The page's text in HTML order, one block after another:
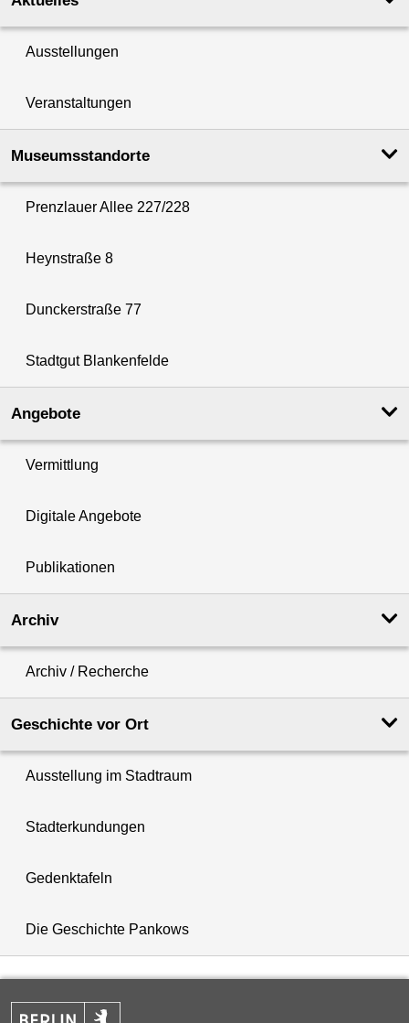
Ausstellungen
Veranstaltungen
Museumsstandorte
Prenzlauer Allee 227/228
Heynstraße 8
Dunckerstraße 77
Stadtgut Blankenfelde
Angebote
Vermittlung
Digitale Angebote
Publikationen
Archiv
Archiv / Recherche
Geschichte vor Ort
Ausstellung im Stadtraum
Stadterkundungen
Gedenktafeln
Die Geschichte Pankows